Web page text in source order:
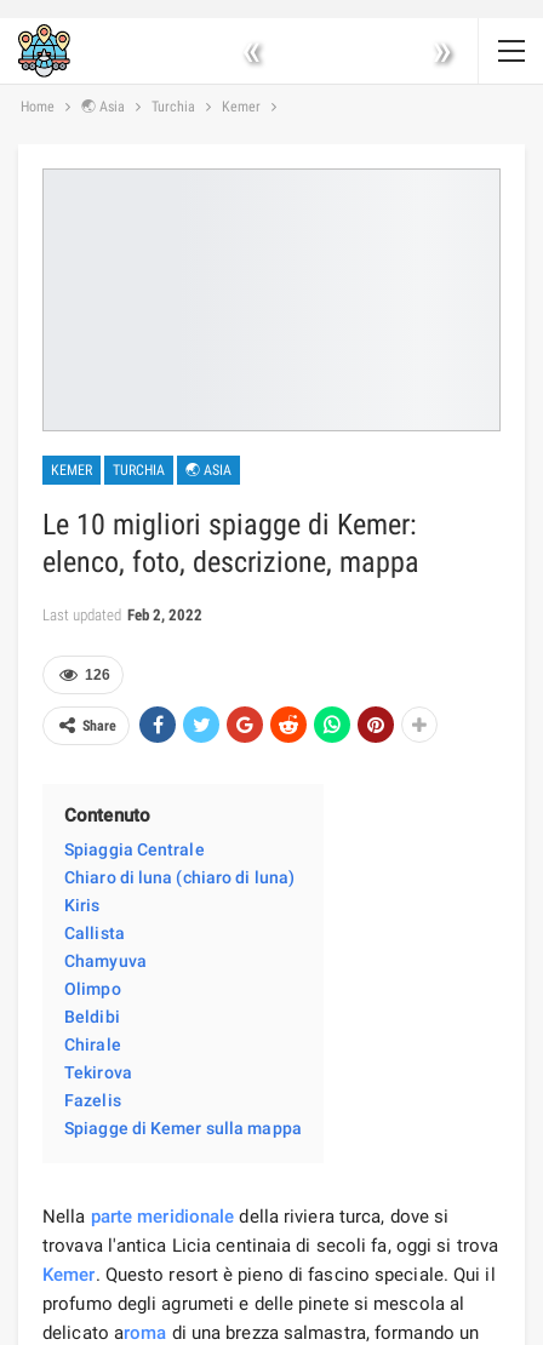
« »
Home 🌏 Asia Turchia Kemer
KEMER TURCHIA 🌏 ASIA
Le 10 migliori spiagge di Kemer:
elenco, foto, descrizione, mappa
Last updated Feb 2, 2022
126
Share
Contenuto
Spiaggia Centrale
Chiaro di luna (chiaro di luna)
Kiris
Callista
Chamyuva
Olimpo
Beldibi
Chirale
Tekirova
Fazelis
Spiagge di Kemer sulla mappa
Nella parte meridionale della riviera turca, dove si
trovava l'antica Licia centinaia di secoli fa, oggi si trova
Kemer. Questo resort è pieno di fascino speciale. Qui il
profumo degli agrumeti e delle pinete si mescola al
delicato aroma di una brezza salmastra, formando un